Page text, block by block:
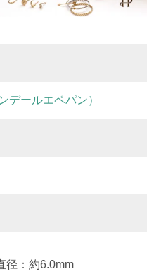
デールエペパン）
径：約6.0mm